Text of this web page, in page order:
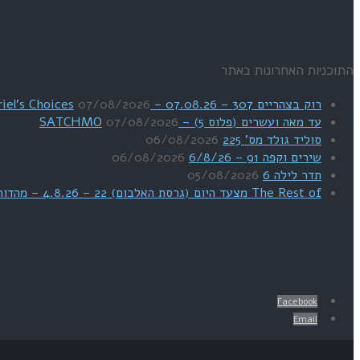
התוכניות האחרונות באתר
רוק בצהריים 307 – 07.08.26 – Uriel's Choices
07/08/2026
עד מאה ועשרים (פלוס 5) – SATCHMO
07/08/2026
סוליד גולד מס' 225
06/08/2026
שירים וקפה 91 – 6/8/26
06/08/2026
תדר לילה 6
05/08/2026
The Rest of מצעד היום (גרסת האלבום) 22 – 4.8.26 – מהדורת SWEET DREAMS
Facebook
Email